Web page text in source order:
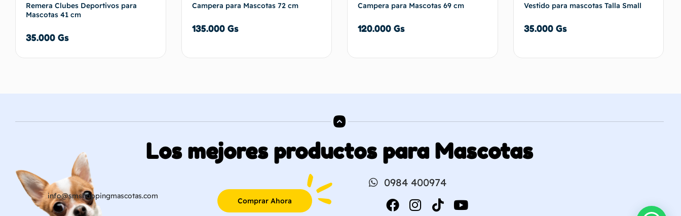
Remera Clubes Deportivos para
Mascotas 41 cm
35.000 Gs
Campera para Mascotas 72 cm
135.000 Gs
Campera para Mascotas 69 cm
120.000 Gs
Vestido para mascotas Talla Small
35.000 Gs
Los mejores productos para Mascotas
info@smshoppingmascotas.com
Comprar Ahora
0984 400974